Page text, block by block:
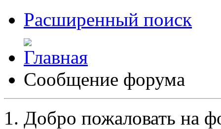
Расширенный поиск
Сообщение форума
Добро пожаловать на